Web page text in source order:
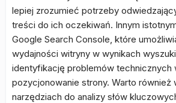
lepiej zrozumieć potrzeby
treści do ich oczekiwań. Innym
Google Search Console, które
wydajności witryny w wynikach
identyfikację problemów technicznych
pozycjonowanie strony. Warto również
narzędziach do analizy słów